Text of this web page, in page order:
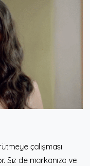
çalışması
Siz de markanıza ve